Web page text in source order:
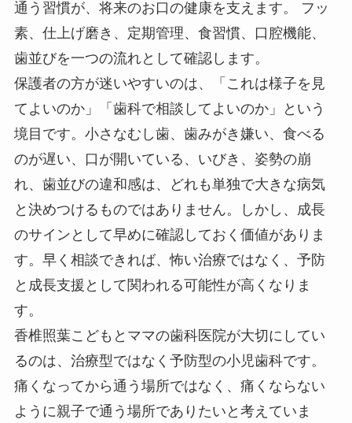
通う習慣が、将来のお口の健康を支えます。 フッ
素、仕上げ磨き、定期管理、食習慣、口腔機能、
歯並びを一つの流れとして確認します。
保護者の方が迷いやすいのは、「これは様子を見
てよいのか」「歯科で相談してよいのか」という
境目です。小さなむし歯、歯みがき嫌い、食べる
のが遅い、口が開いている、いびき、姿勢の崩
れ、歯並びの違和感は、どれも単独で大きな病気
と決めつけるものではありません。しかし、成長
のサインとして早めに確認しておく価値がありま
す。早く相談できれば、怖い治療ではなく、予防
と成長支援として関われる可能性が高くなりま
す。
香椎照葉こどもとママの歯科医院が大切にしてい
るのは、治療型ではなく予防型の小児歯科です。
痛くなってから通う場所ではなく、痛くならない
ように親子で通う場所でありたいと考えていま